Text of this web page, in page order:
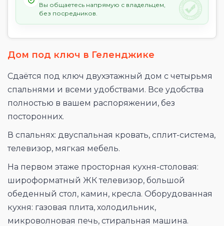
Вы общаетесь напрямую с владельцем,
без посредников.
Дом под ключ в Геленджике
Сдаётся под ключ двухэтажный дом с четырьмя
спальнями и всеми удобствами. Все удобства
полностью в вашем распоряжении, без
посторонних.
В спальнях: двуспальная кровать, сплит-система,
телевизор, мягкая мебель.
На первом этаже просторная кухня-столовая:
широформатный ЖК телевизор, большой
обеденный стол, камин, кресла. Оборудованная
кухня: газовая плита, холодильник,
микроволновая печь, стиральная машина.